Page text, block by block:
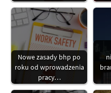
Nowe zasady bhp po
roku od wprowadzenia
pracy…